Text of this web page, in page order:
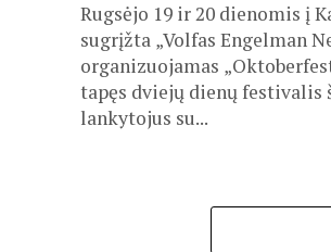
Rugsėjo 19 ir 20 dienomis į
sugrįžta „Volfas Engelman
organizuojamas
tapęs dviejų dienų festivalis
lankytojus su...